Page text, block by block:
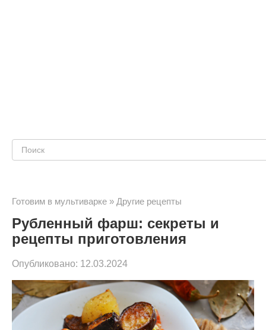
Поиск:
Готовим в мультиварке » Другие рецепты
Рубленный фарш: секреты и
рецепты приготовления
Опубликовано: 12.03.2024